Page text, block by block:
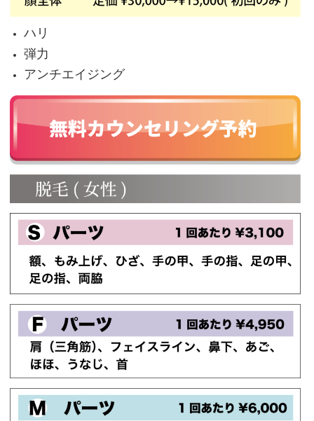
ハリ
弾力
アンチエイジング